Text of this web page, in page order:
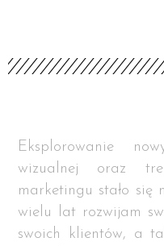
Eksplorowanie
wizualnej oraz
marketingu stało się
wielu lat rozwijam
swoich klientów, a